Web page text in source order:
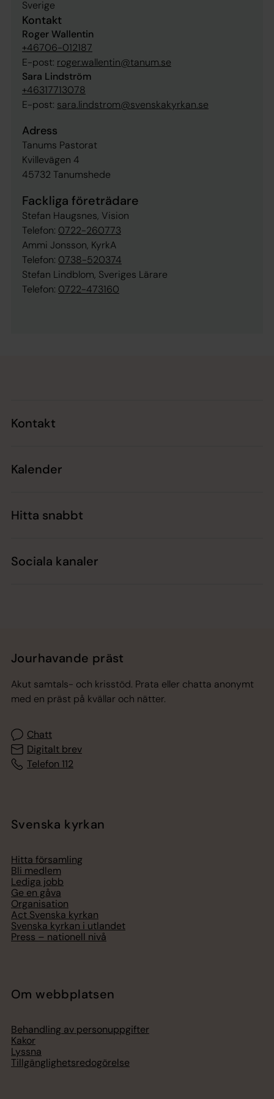
Sverige
Kontakt
Roger Wallentin
+46706-012187
E-post: roger.wallentin@tanum.se
Sara Lindström
+46317713078
E-post: sara.lindstrom@svenskakyrkan.se
Adress
Tanums Pastorat
Kvillevägen 4
45732 Tanumshede
Fackliga företrädare
Stefan Haugsnes, Vision
Telefon: 0722-260773
Ammi Jonsson, KyrkA
Telefon: 0738-520374
Stefan Lindblom, Sveriges Lärare
Telefon: 0722-473160
Kontakt
Kalender
Hitta snabbt
Sociala kanaler
Jourhavande präst
Akut samtals- och krisstöd. Prata eller chatta anonymt
med en präst på kvällar och nätter.
Chatt
Digitalt brev
Telefon 112
Svenska kyrkan
Hitta församling
Bli medlem
Lediga jobb
Ge en gåva
Organisation
Act Svenska kyrkan
Svenska kyrkan i utlandet
Press – nationell nivå
Om webbplatsen
Behandling av personuppgifter
Kakor
Lyssna
Tillgänglighetsredogörelse